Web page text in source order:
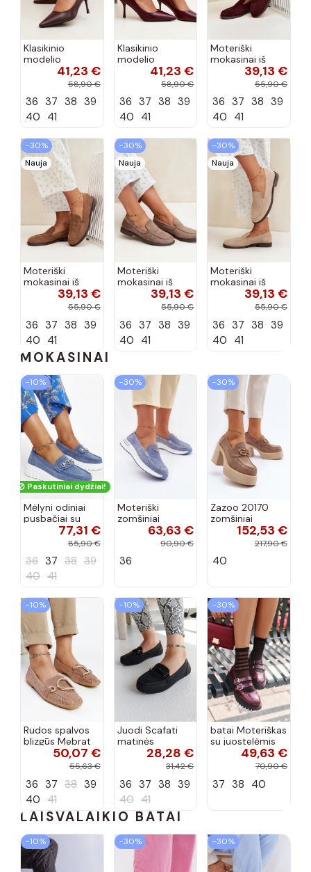
Klasikinio
modelio
aukštakulniai
šokolado
spalvos Nesha
41,23 €
58,90 €
36 37 38 39
40 41
Klasikinio
modelio
aukštakulniai
bordo spalvos
Nesha
41,23 €
58,90 €
36 37 38 39
40 41
Moteriški
mokasinai iš
dirbtinės
zomšos, bordo
39,13 €
55,90 €
36 37 38 39
40 41
−30%
Nauja
Moteriški
mokasinai iš
dirbtinės
zomšos, rudos
39,13 €
55,90 €
36 37 38 39
40 41
−30%
Nauja
Moteriški
mokasinai iš
dirbtinės
zomšos, molio
39,13 €
55,90 €
36 37 38 39
40 41
−30%
Nauja
Moteriški
mokasinai iš
dirbtinės
zomšos, smėlio
39,13 €
55,90 €
36 37 38 39
40 41
MOKASINAI
−10%
Paskutiniai dydžiai!
Mėlyni odiniai
pusbačiai su
dekoratyvine
sagtimi Taija
77,31 €
85,90 €
36 37 38 39
40 41
−30%
Moteriški
zomšiniai
mokasinai
Demela mėlynos
63,63 €
90,90 €
36
−30%
Zazoo 20170
zomšiniai
bateliai su
kulniukais smėlio
152,53 €
217,90 €
40
−10%
Rudos spalvos
blizgūs Mebrat
bateliai50,07 €
55,63 €
36 37 38 39
40 41
−10%
Juodi Scafati
matinės
apdailos bateliai
28,28 €
31,42 €
36 37 38 39
40 41
−30%
batai Moteriškas
su juostelėmis
su lako efektu
bordo spalvos
49,63 €
70,90 €
37 38 40
LAISVALAIKIO BATAI
−10% −30% −30%